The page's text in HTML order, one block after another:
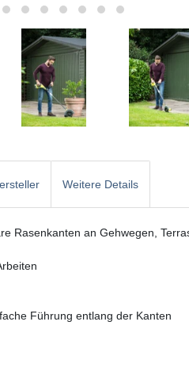
Weitere Details
Rasenkanten an Gehwegen,
Führung entlang der Kanten